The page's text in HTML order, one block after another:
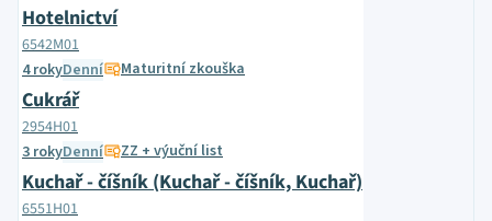
Hotelnictví
6542M01
4 rokyDenní Maturitní zkouška
Cukrář
2954H01
3 rokyDenní ZZ + výuční list
Kuchař - číšník (Kuchař - číšník, Kuchař)
6551H01